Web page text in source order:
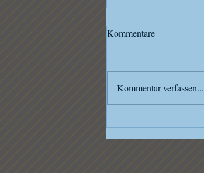
starten durch
Kommentare
Kommentar verfassen...